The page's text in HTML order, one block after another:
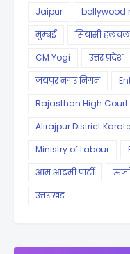
Jaipur
bollywood
मुम्बई
सियासी हलचल
CM Yogi
उत्तर प्रदेश
जयपुर नगर निगम
Rajasthan High Court
Alirajpur District
Ministry of Labour
आम आदमी पार्टी
उत्तराखंड